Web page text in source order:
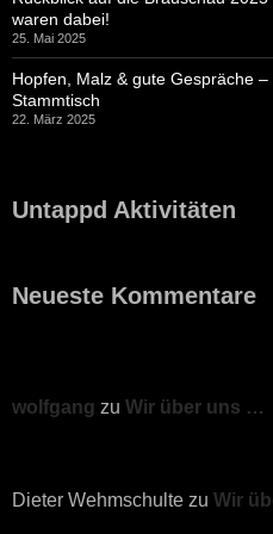
waren dabei!
25. Mai 2025
Hopfen, Malz & gute Gespräche
Stammtisch
22. März 2025
Untappd Aktivitäten
Neueste Kommentare
wolfgang zu Wir über uns …
Dieter Wehmschulte zu Wir